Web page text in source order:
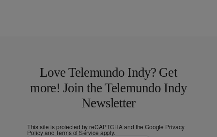
Love Telemundo Indy? Get
more! Join the Telemundo Indy
Newsletter
This site is protected by reCAPTCHA and the Google Privacy
PolicyandTerms of Service apply.